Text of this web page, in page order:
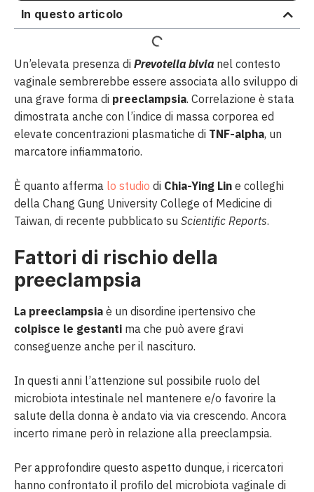
In questo articolo
Un’elevata presenza di Prevotella bivia nel contesto
vaginale sembrerebbe essere associata allo sviluppo di
una grave forma di preeclampsia. Correlazione è stata
dimostrata anche con l’indice di massa corporea ed
elevate concentrazioni plasmatiche di TNF-alpha, un
marcatore infiammatorio.
È quanto afferma lo studio di Chia-Ying Lin e colleghi
della Chang Gung University College of Medicine di
Taiwan, di recente pubblicato su Scientific Reports.
Fattori di rischio della
preeclampsia
La preeclampsia è un disordine ipertensivo che
colpisce le gestanti ma che può avere gravi
conseguenze anche per il nascituro.
In questi anni l’attenzione sul possibile ruolo del
microbiota intestinale nel mantenere e/o favorire la
salute della donna è andato via via crescendo. Ancora
incerto rimane però in relazione alla preeclampsia.
Per approfondire questo aspetto dunque, i ricercatori
hanno confrontato il profilo del microbiota vaginale di